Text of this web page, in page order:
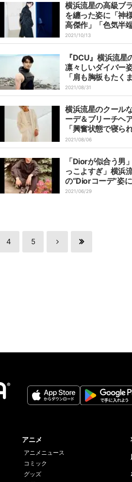
横浜流星の高級ブ
を纏った姿に「神
高傑作」「色気半
い」とファン悶絶
2021/10/13
『DCU』横浜流星
凛々しいダイバー
「肩も胸板もたく
い」「1月が待ち遠し
い」の声
2021/08/31
横浜流星のクール
ーデ＆ブリーチヘ
「興奮状態で寝ら
かも」と悶絶の声
2021/08/06
「Diorが似合う男
っこよすぎ」横浜
の“Diorコーデ”姿
の声
2021/06/29
4 5
アニメ
アニメニュース
コミック
グッズ